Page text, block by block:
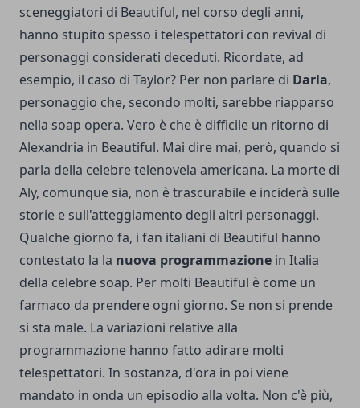
sceneggiatori di Beautiful, nel corso degli anni,
hanno stupito spesso i telespettatori con revival di
personaggi considerati deceduti. Ricordate, ad
esempio, il caso di Taylor? Per non parlare di Darla,
personaggio che, secondo molti, sarebbe riapparso
nella soap opera. Vero è che è difficile un ritorno di
Alexandria in Beautiful. Mai dire mai, però, quando si
parla della celebre telenovela americana. La morte di
Aly, comunque sia, non è trascurabile e inciderà sulle
storie e sull'atteggiamento degli altri personaggi.
Qualche giorno fa, i fan italiani di Beautiful hanno
contestato la la nuova programmazione in Italia
della celebre soap. Per molti Beautiful è come un
farmaco da prendere ogni giorno. Se non si prende
si sta male. La variazioni relative alla
programmazione hanno fatto adirare molti
telespettatori. In sostanza, d'ora in poi viene
mandato in onda un episodio alla volta. Non c'è più,